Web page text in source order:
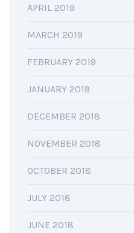
APRIL 2019
MARCH 2019
FEBRUARY 2019
JANUARY 2019
DECEMBER 2018
NOVEMBER 2018
OCTOBER 2018
JULY 2018
JUNE 2018